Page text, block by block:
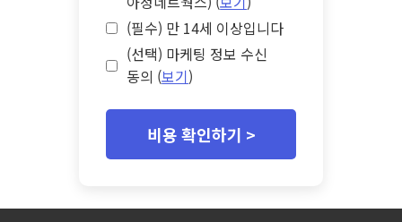
(필수) 만 14세 이상입니다
(선택) 마케팅 정보 수신
동의 (보기)
비용 확인하기 >